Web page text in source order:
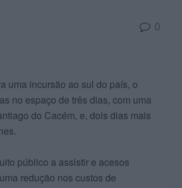
0
uma incursão ao sul do país, o
no espaço de três dias, com uma
do Cacém, e, dois dias mais
público a assistir e acesos
redução nos custos de